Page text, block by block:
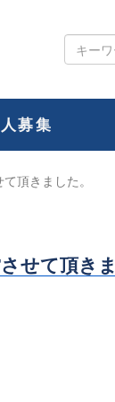
募集
頂きました。
て頂きま